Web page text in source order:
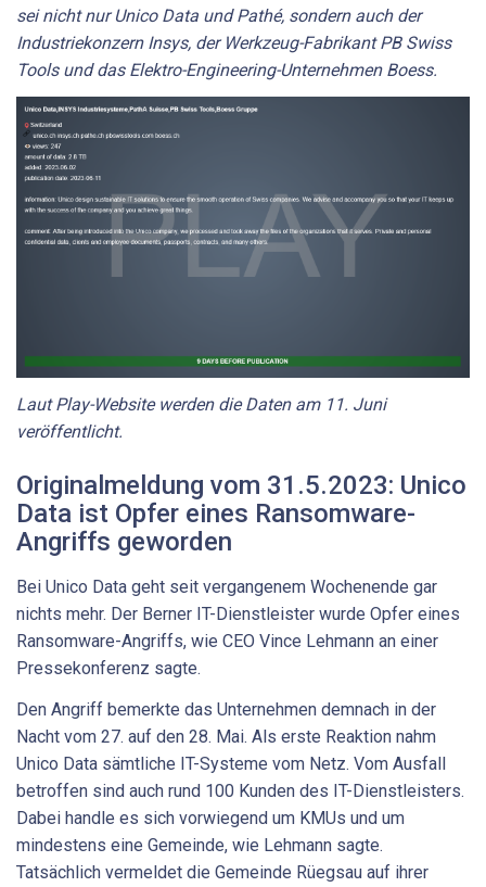
sei nicht nur Unico Data und Pathé, sondern auch der
Industriekonzern Insys, der Werkzeug-Fabrikant PB Swiss
Tools und das Elektro-Engineering-Unternehmen Boess.
Laut Play-Website werden die Daten am 11. Juni
veröffentlicht.
Originalmeldung vom 31.5.2023: Unico
Data ist Opfer eines Ransomware-
Angriffs geworden
Bei Unico Data geht seit vergangenem Wochenende gar
nichts mehr. Der Berner IT-Dienstleister wurde Opfer eines
Ransomware-Angriffs, wie CEO Vince Lehmann an einer
Pressekonferenz sagte.
Den Angriff bemerkte das Unternehmen demnach in der
Nacht vom 27. auf den 28. Mai. Als erste Reaktion nahm
Unico Data sämtliche IT-Systeme vom Netz. Vom Ausfall
betroffen sind auch rund 100 Kunden des IT-Dienstleisters.
Dabei handle es sich vorwiegend um KMUs und um
mindestens eine Gemeinde, wie Lehmann sagte.
Tatsächlich vermeldet die Gemeinde Rüegsau auf ihrer